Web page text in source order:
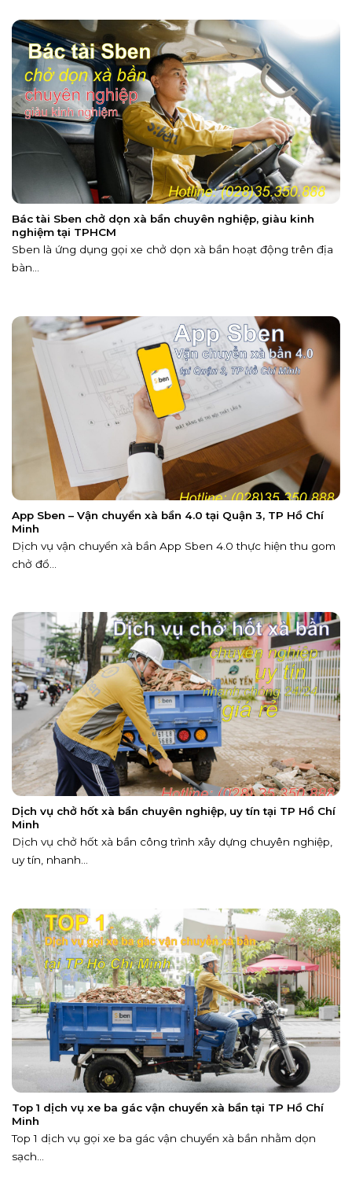
Bác tài Sben chở dọn xà bần chuyên nghiệp, giàu kinh
nghiệm tại TPHCM
Sben là ứng dụng gọi xe chở dọn xà bần hoạt động trên địa
bàn...
App Sben – Vận chuyển xà bần 4.0 tại Quận 3, TP Hồ Chí
Minh
Dịch vụ vận chuyển xà bần App Sben 4.0 thực hiện thu gom
chở đổ...
Dịch vụ chở hốt xà bần chuyên nghiệp, uy tín tại TP Hồ Chí
Minh
Dịch vụ chở hốt xà bần công trình xây dựng chuyên nghiệp,
uy tín, nhanh...
Top 1 dịch vụ xe ba gác vận chuyển xà bần tại TP Hồ Chí
Minh
Top 1 dịch vụ gọi xe ba gác vận chuyển xà bần nhằm dọn
sạch...